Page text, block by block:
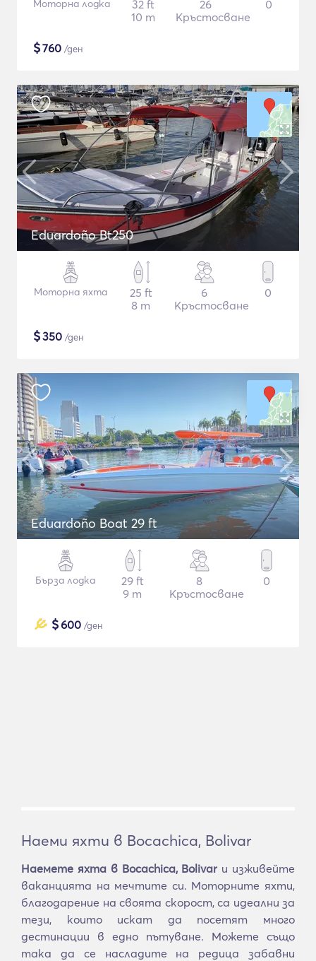
Моторна лодка
32 ft
10 m
26
Кръстосване
0
$760 /ден
Eduardoño Bt250
Моторна яхта
25 ft
8 m
6
Кръстосване
0
$350 /ден
Eduardoño Boat 29 ft
Бърза лодка
29 ft
9 m
8
Кръстосване
0
$600 /ден
Наеми яхти в Bocachica, Bolivar
Наемете яхта в Bocachica, Bolivar и изживейте
ваканцията на мечтите си. Моторните яхти,
благодарение на своята скорост, са идеални за
тези, които искат да посетят много
дестинации в едно пътуване. Можете също
така да се насладите на редица забавни